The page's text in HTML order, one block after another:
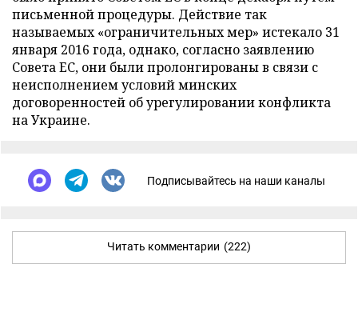
письменной процедуры. Действие так
называемых «ограничительных мер» истекало 31
января 2016 года, однако, согласно заявлению
Совета ЕС, они были пролонгированы в связи с
неисполнением условий минских
договоренностей об урегулировании конфликта
на Украине.
Подписывайтесь на наши каналы
Читать комментарии (222)